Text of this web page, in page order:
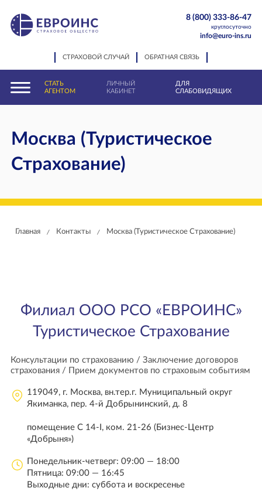
СТРАХОВОЙ СЛУЧАЙ ОБРАТНАЯ СВЯЗЬ
8 (800) 333-86-47
круглосуточно
info@euro-ins.ru
СТАТЬ
АГЕНТОМ
ЛИЧНЫЙ
КАБИНЕТ
ДЛЯ
СЛАБОВИДЯЩИХ
Москва (Туристическое
Страхование)
Главная / Контакты / Москва (Туристическое Страхование)
Филиал ООО РСО «ЕВРОИНС»
Туристическое Страхование
Консультации по страхованию / Заключение договоров
страхования / Прием документов по страховым событиям
119049, г. Москва, вн.тер.г. Муниципальный округ
Якиманка, пер. 4-й Добрынинский, д. 8
помещение С 14-I, ком. 21-26 (Бизнес-Центр
«Добрыня»)
Понедельник-четверг: 09:00 — 18:00
Пятница: 09:00 — 16:45
Выходные дни: суббота и воскресенье